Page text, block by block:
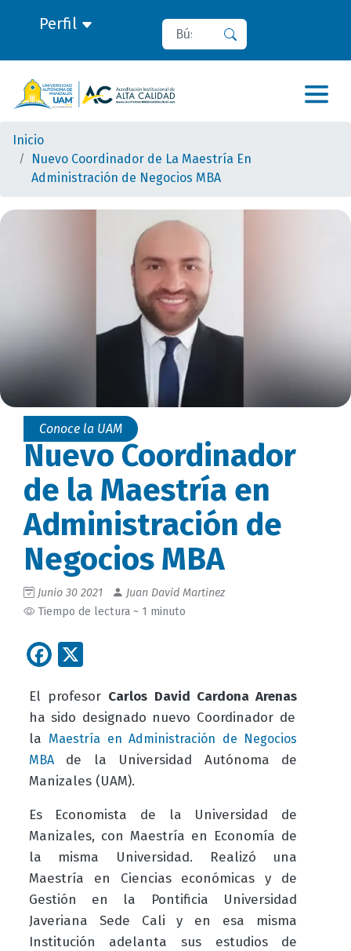
Perfil Buscar
Inicio
Nuevo Coordinador de La Maestría En
Administración de Negocios MBA
Conoce la UAM
Nuevo Coordinador
de la Maestría en
Administración de
Negocios MBA
Junio 30 2021
Juan David Martinez
Tiempo de lectura ~ 1 minuto
Facebook
El profesor Carlos David Cardona Arenas
ha sido designado nuevo Coordinador de
la Maestría en Administración de Negocios
MBAde la Universidad Autónoma de
Manizales (UAM).
Es Economista de la Universidad de
Manizales, con Maestría en Economía de
la misma Universidad. Realizó una
Maestría en Ciencias económicas y de
Gestión en la Pontificia Universidad
Javeriana Sede Cali y en esa misma
Institución adelanta sus estudios de